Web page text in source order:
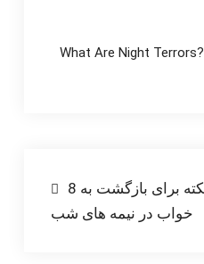
What Are Night Terrors?
8 نکته برای بازگشت به
خواب در نیمه های شب